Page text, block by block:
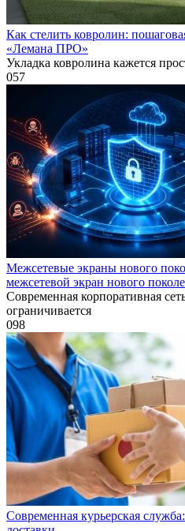
Как стелить ковролин:
«Лемана ПРО»
Укладка ковролина кажется
057
Межсетевые экраны нового
межсетевой экран нового
Современная корпоративная
ограничивается
098
Современная курьерская